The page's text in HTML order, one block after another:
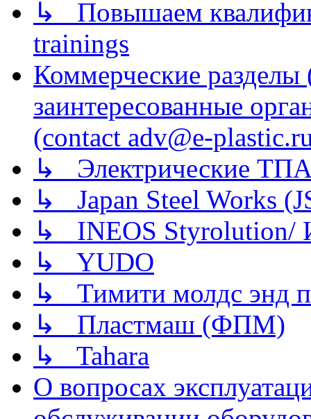
↳ Повышаем
trainings
Коммерческие
заинтересованные
(contact adv@e-
↳ Электрические
↳ Japan Steel Works
↳ INEOS
↳ YUDO
↳ Тимити молдс энд
↳ Пластмаш (ФПМ)
↳ Tahara
О вопросах